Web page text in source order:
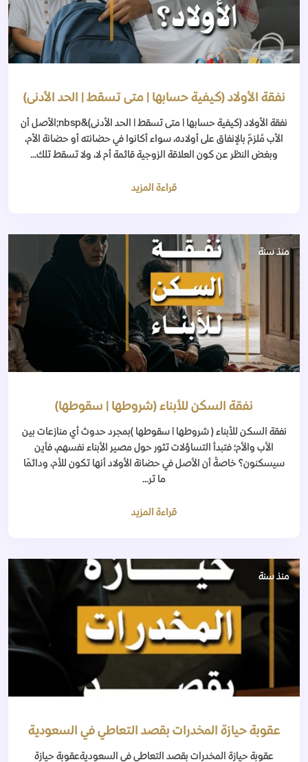
نفقة الأولاد (كيفية حسابها | متى تسقط | الحد الأدنى)
نفقة الأولاد (كيفية حسابها | متى تسقط | الحد الأدنى)&nbsp;الأصل أن
الأب مُلزمٌ بالإنفاق على أولاده، سواء أكانوا في حضانته أو حضانة الأم،
وبغض النظر عن كون العلاقة الزوجية قائمة أم لا، ولا تسقط تلك...
قراءة المزيد
منذ سنة
نفقة السكن للأبناء (شروطها | سقوطها)
نفقة السكن للأبناء ( شروطها | سقوطها )بمجرد حدوث أي منازعات بين
الأب والأم؛ فتبدأ التساؤلات تثور حول مصير الأبناء نفسهم، فأين
سيسكنون؟ خاصةً أن الأصل في حضانة الأولاد أنها تكون للأم، ودائمًا
ما تر...
قراءة المزيد
منذ سنة
عقوبة حيازة المخدرات بقصد التعاطي في السعودية
عقوبة حيازة المخدرات بقصد التعاطي في السعوديةعقوبة حيازة